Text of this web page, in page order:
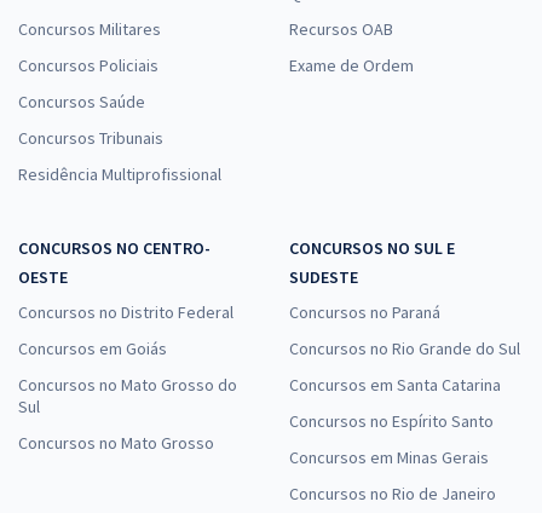
Prefeitura de Monte Negro - RO - Psicólogo - Saúde
à vista
Prefeitura de Monte Negro - RO - Psicólogo - Social
R$ 479,92
à vista
R$39,99
Economize R$ 119,98 (-20%)
Comprar
Concursos Militares
Concursos Policiais
Concursos Saúde
Concursos Tribunais
Residência Multiprofissional
Recursos OAB
Exame de Ordem
CONCURSOS NO CENTRO-
OESTE
Concursos no Distrito Federal
Concursos em Goiás
Concursos no Mato Grosso do
Sul
Concursos no Mato Grosso
CONCURSOS NO SUL E
SUDESTE
Concursos no Paraná
Concursos no Rio Grande do Sul
Concursos em Santa Catarina
Concursos no Espírito Santo
Concursos em Minas Gerais
Concursos no Rio de Janeiro